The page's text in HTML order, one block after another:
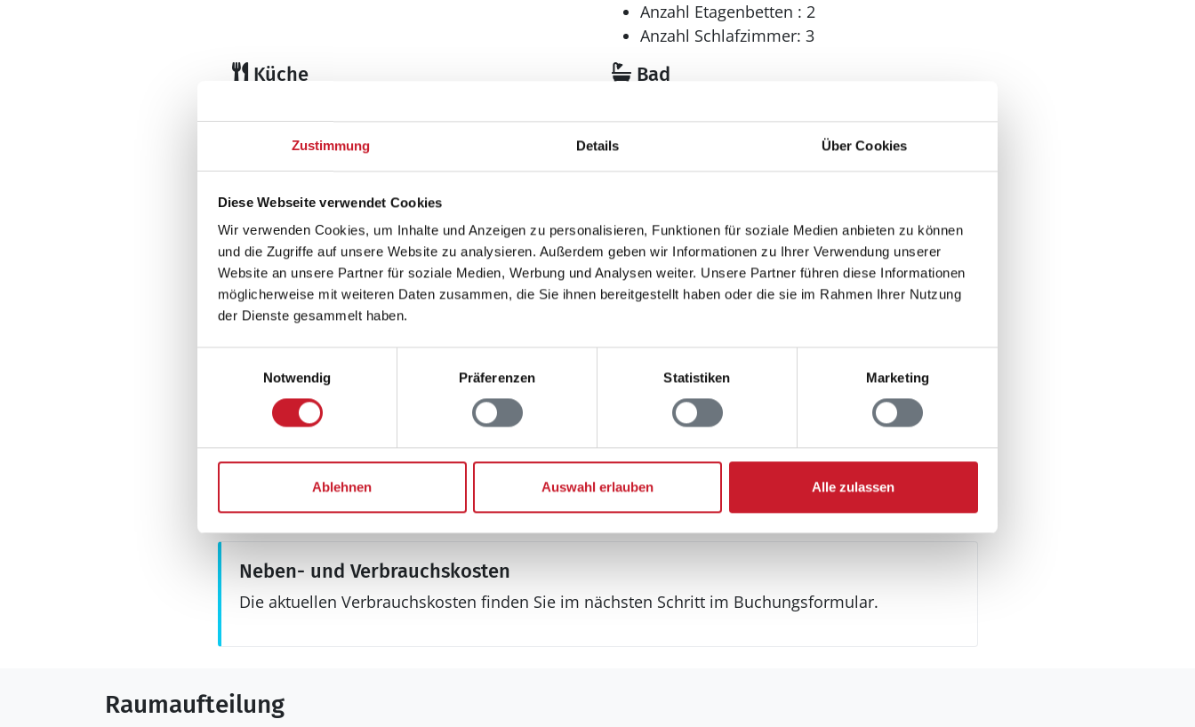
Zustimmung Details Über Cookies
Diese Webseite verwendet Cookies
Wir verwenden Cookies, um Inhalte und Anzeigen zu personalisieren, Funktionen für soziale Medien anbieten zu können
und die Zugriffe auf unsere Website zu analysieren. Außerdem geben wir Informationen zu Ihrer Verwendung unserer
Website an unsere Partner für soziale Medien, Werbung und Analysen weiter. Unsere Partner führen diese Informationen
möglicherweise mit weiteren Daten zusammen, die Sie ihnen bereitgestellt haben oder die sie im Rahmen Ihrer Nutzung
der Dienste gesammelt haben.
Notwendig
Präferenzen Statistiken Marketing
Ablehnen Auswahl erlauben Alle zulassen
Anzahl Etagenbetten : 2
Anzahl Schlafzimmer: 3
Küche
Geschirrspüler
Kühlschrank
Mikrowelle
Bad
Anzahl Toiletten: 1
Wellness
Sauna
CD-Player
Deutsches Fernsehen
> 3 deutsche Fernsehsender
Radio
Aussenbereich
Terrasse: 51 m²
Terrasse, überdacht m²
Sonstiges
Fußbodenheizung
Neben- und Verbrauchskosten
Die aktuellen Verbrauchskosten finden Sie im nächsten Schritt im Buchungsformular.
Raumaufteilung